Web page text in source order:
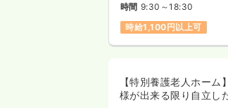
時間 9:30～18:30
時給1,100円以上可
【特別養護老人ホー
様が出来る限り自立し